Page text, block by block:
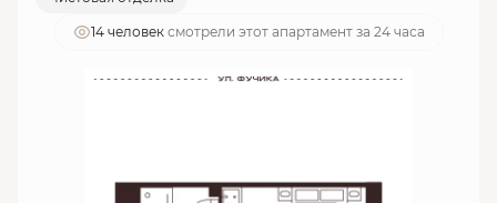
14 человек смотрели этот апартамент за 24 часа